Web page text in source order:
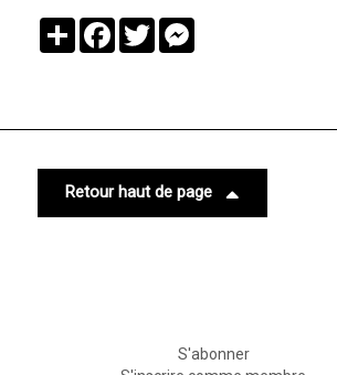
PartagerFacebook
TwitterMessenger
Retour haut de page
S'abonner